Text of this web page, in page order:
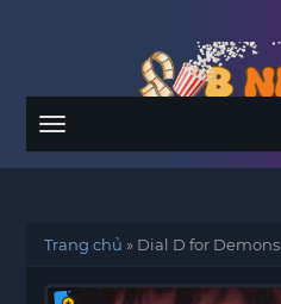
Menu
Trang chủ » Dial D for Demons